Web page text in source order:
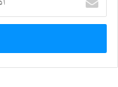
خ
ب
ر